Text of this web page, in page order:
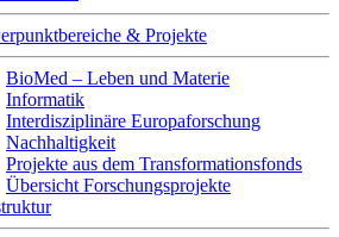
& Projekte
BioMed – Leben und Materie
Informatik
Interdisziplinäre Europaforschung
Nachhaltigkeit
Projekte aus dem Transformationsfonds
Übersicht Forschungsprojekte